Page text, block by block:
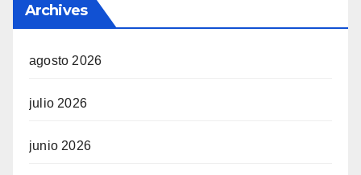
Archives
agosto 2026
julio 2026
junio 2026